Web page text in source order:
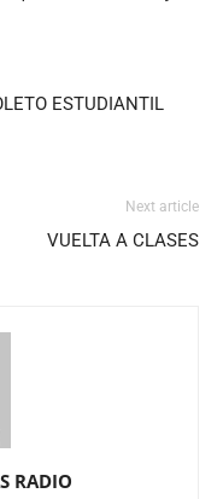
ESTUDIANTIL
Next article
VUELTA A CLASES
RADIO